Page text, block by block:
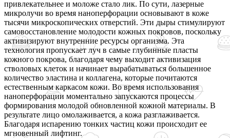
привлекательнее и моложе стало лик. По сути, лазерные
микролучи во время наноперфорации основывают в коже
тысячи микроскопических отверстий. Эти дыры стимулируют
самовосстановление молодости кожных покровов, поскольку
активизируют внутренние ресурсы организма. Эта
технология пропускает луч в самые глубинные пласты
кожного покрова, благодаря чему выходит активизация
стволовых клеток и начинает вырабатываться большенное
количество эластина и коллагена, которые почитаются
естественным каркасом кожи. Во время использования
наноперфорации моментально запускаются процессы
формирования молодой обновленной кожной материалы. В
результате лицо омолаживается, а кожа разглаживается.
Благодаря испарению тонких частиц кожи происходит ее
мгновенный лифтинг.